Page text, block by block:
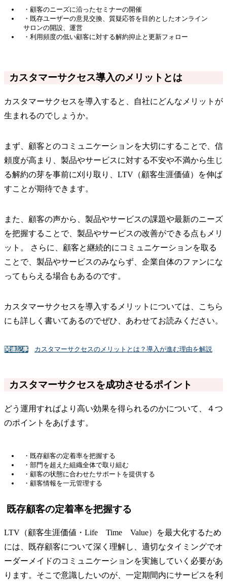
・顧客のニーズに沿ったセミナーの開催
・既存ユーザーの意見交換、質疑応答を目的としたオンライン
サロンの開設、運営
・利用頻度の低い顧客に対する解約抑止と更新フォロー
カスタマーサクセス導入のメリットとは
カスタマーサクセスを導入すると、自社にどんなメリットが
生まれるのでしょうか。
まず、顧客とのコミュニケーションを大切にすることで、信
頼度が高まり、製品やサービスに対する不安や不満から生じ
る解約の芽を事前に刈り取り、LTV（顧客生涯価値）を伸ば
すことが期待できます。
また、顧客の声から、製品やサービスの課題や最新のニーズ
を把握することで、製品やサービスの改善ができる点もメリ
ット。 さらに、顧客と継続的にコミュニケーションを取る
ことで、製品やサービスのみならず、企業自体のファンにな
ってもらえる場合もあるのです。
カスタマーサクセスを導入するメリットについては、こちら
にも詳しく書いてあるのでぜひ、あわせてお読みください。
関連記事 カスタマーサクセスのメリットとは？導入が進む理由を解説
カスタマーサクセスを成功させるポイント
どう運用すればより高い効果を得られるのかについて、４つ
のポイントをあげます。
・既存顧客の定着率を把握する
・部門を超えた組織全体で取り組む
・顧客の状態に合わせたサポートを提供する
・顧客情報を一元管理する
既存顧客の定着率を把握する
LTV（顧客生涯価値・Life Time Value）を最大化するため
には、既存顧客について深く理解し、適切なタイミングでオ
ーダーメイドのコミュニケーションを実施していく必要があ
ります。そこで意識したいのが、一定期間内にサービスを利